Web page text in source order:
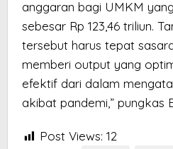
anggaran bagi UMKM
sebesar Rp 123,46 triliun.
tersebut harus tepat
memberi output yang
efektif dari dalam
akibat pandemi,” pungkas
Post Views: 12